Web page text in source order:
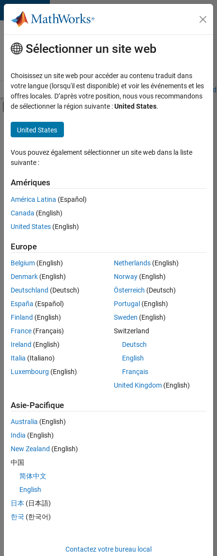
Passer au contenu
Votre
carrière
chez
Accueil Explorer nos opportunités Adresses de nos bureaux
Activer/désactiver l'affichage du menu
Contenu principal
FILTRER PAR
Support client
Équipe Business Model
Finances et opérations
Actuellement,
aucune
offre
d'emploi
correspondant
à vos
critères
de
recherche.
Vous
pouvez
élargir
votre
recherche
ou
afficher
l’ensemble
d'emploi.
malgré
tout
vous
trouvez
pas
d'offre
corresponde
à vos
Sélectionner un site web
Choisissez un site web pour accéder au contenu traduit dans
votre langue (lorsqu'il est disponible) et voir les événements et les
offres locales. D’après votre position, nous vous recommandons
de sélectionner la région suivante :United States.
United States
Vous pouvez également sélectionner un site web dans la liste
suivante :
Amériques
América Latina (Español)
Canada (English)
United States (English)
Europe
Belgium (English)
Denmark (English)
Deutschland (Deutsch)
España (Español)
Finland (English)
France (Français)
Ireland (English)
Italia (Italiano)
Luxembourg (English)
Netherlands(English)
Norway(English)
Österreich (Deutsch)
Portugal (English)
Sweden (English)
Switzerland
Deutsch
English
Français
United Kingdom(English)
Asie-Pacifique
Australia (English)
India (English)
New Zealand (English)
中国
简体中文
English
日本 (日本語)
한국 (한국어)
Contactez votre bureau local